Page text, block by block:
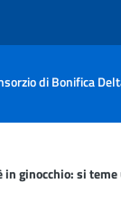
navigazione
di Bonifica
in ginocchio: si